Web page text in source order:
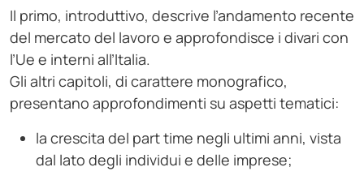
Il primo, introduttivo, descrive l’andamento recente
del mercato del lavoro e approfondisce i divari con
l’Ue e interni all’Italia.
Gli altri capitoli, di carattere monografico,
presentano approfondimenti su aspetti tematici:
la crescita del part time negli ultimi anni, vista
dal lato degli individui e delle imprese;